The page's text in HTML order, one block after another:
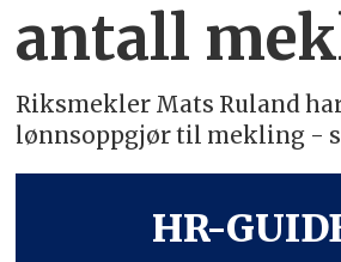
antall
Riksmekler Mats Ruland
lønnsoppgjør til mekling -
HR-